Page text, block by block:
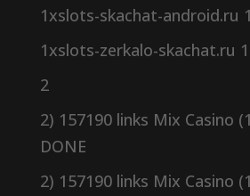
1xslots-skachat-android.ru
1xslots-zerkalo-skachat.ru
2
2) 157190 links Mix Casino
DONE
2) 157190 links Mix Casino